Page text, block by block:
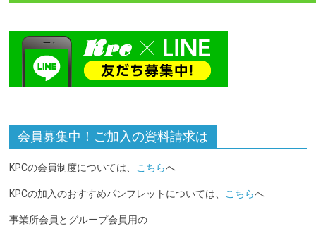
会員募集中！ご加入の資料請求は
KPCの会員制度については、 こちらへ
KPCの加入のおすすめパンフレットについては、 こちらへ
事業所会員とグループ会員用の